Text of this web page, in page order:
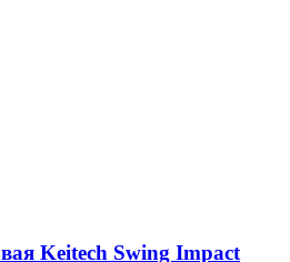
Keitech Swing Impact